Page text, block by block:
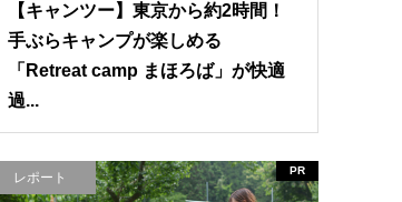
【キャンツー】東京から約2時間！
手ぶらキャンプが楽しめる
「Retreat camp まほろば」が快適
過...
レポート PR